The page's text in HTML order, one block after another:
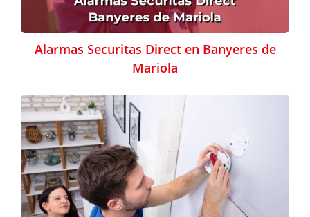
Alarmas Securitas Direct en Banyeres de
Mariola